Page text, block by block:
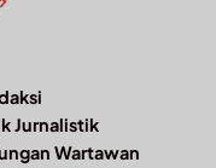
Jurnalistik
Wartawan